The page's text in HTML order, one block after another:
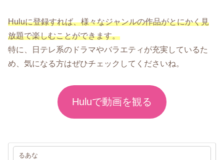
Huluに登録すれば、様々なジャンルの作品がとにかく見
放題で楽しむことができます。
特に、日テレ系のドラマやバラエティが充実しているた
め、気になる方はぜひチェックしてくださいね。
Huluで動画を観る
るあな